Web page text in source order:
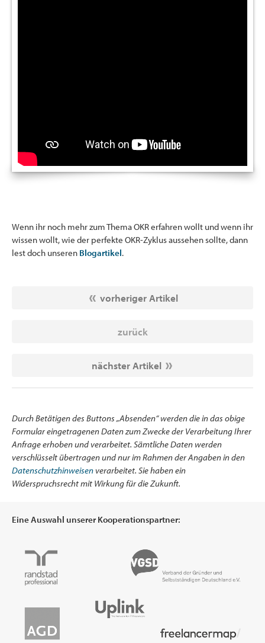
Wenn ihr noch mehr zum Thema OKR erfahren wollt und wenn ihr
wissen wollt, wie der perfekte OKR-Zyklus aussehen sollte, dann
lest doch unseren Blogartikel.
vorheriger Artikel
zurück
nächster Artikel
Durch Betätigen des Buttons „Absenden“ werden die in das obige
Formular eingetragenen Daten zum Zwecke der Verarbeitung Ihrer
Anfrage erhoben und verarbeitet. Sämtliche Daten werden
verschlüsselt übertragen und nur im Rahmen der Angaben in den
Datenschutzhinweisenverarbeitet. Sie haben ein
Widerspruchsrecht mit Wirkung für die Zukunft.
Eine Auswahl unserer Kooperationspartner: